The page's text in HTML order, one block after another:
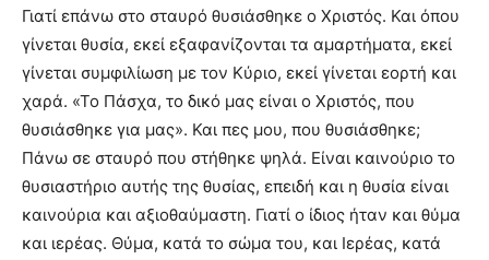
Γιατί επάνω στο σταυρό θυσιάσθηκε ο Χριστός. Και όπου
γίνεται θυσία, εκεί εξαφανίζονται τα αμαρτήματα, εκεί
γίνεται συμφιλίωση με τον Κύριο, εκεί γίνεται εορτή και
χαρά. «Το Πάσχα, το δικό μας είναι ο Χριστός, που
θυσιάσθηκε για μας». Και πες μου, που θυσιάσθηκε;
Πάνω σε σταυρό που στήθηκε ψηλά. Είναι καινούριο το
θυσιαστήριο αυτής της θυσίας, επειδή και η θυσία είναι
καινούρια και αξιοθαύμαστη. Γιατί ο ίδιος ήταν και θύμα
και ιερέας. Θύμα, κατά το σώμα του, και Ιερέας, κατά